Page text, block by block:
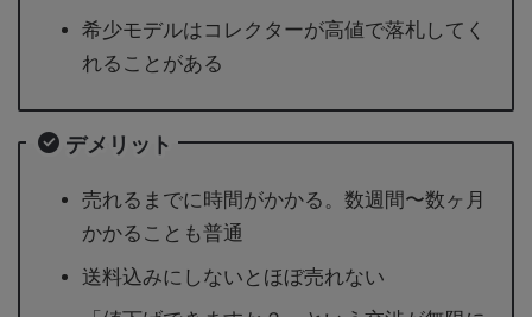
希少モデルはコレクターが高値で落札してく
れることがある
デメリット
売れるまでに時間がかかる。数週間〜数ヶ月
かかることも普通
送料込みにしないとほぼ売れない